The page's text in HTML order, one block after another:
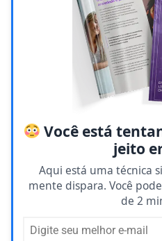
Você está
jeito
Aqui está uma técnica
mente dispara. Você
de 2